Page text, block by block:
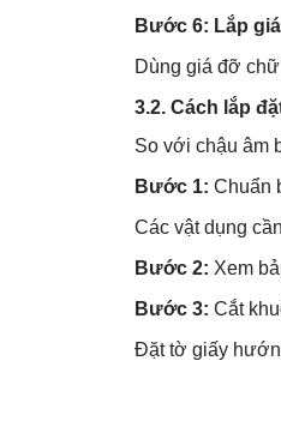
Bước 6: Lắp
Dùng giá đỡ
3.2. Cách lắp
So với chậu âm
Bước 1: Chuẩn
Các vật dụng
Bước 2: Xem
Bước 3: Cắt
Đặt tờ giấy